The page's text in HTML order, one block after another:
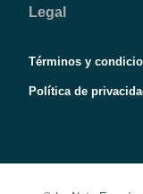
Legal
Términos y
Política de